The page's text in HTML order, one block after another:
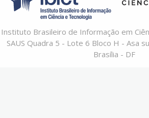
Instituto Brasileiro de Informação em
SAUS Quadra 5 - Lote 6 Bloco H - Asa
Brasília - DF